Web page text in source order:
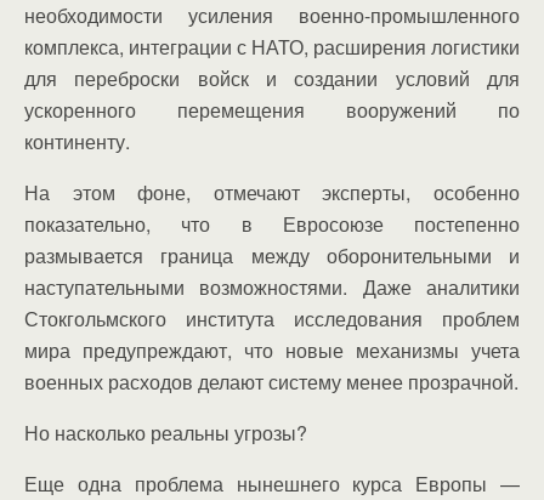
необходимости усиления военно-промышленного
комплекса, интеграции с НАТО, расширения логистики
для переброски войск и создании условий для
ускоренного перемещения вооружений по
континенту.
На этом фоне, отмечают эксперты, особенно
показательно, что в Евросоюзе постепенно
размывается граница между оборонительными и
наступательными возможностями. Даже аналитики
Стокгольмского института исследования проблем
мира предупреждают, что новые механизмы учета
военных расходов делают систему менее прозрачной.
Но насколько реальны угрозы?
Еще одна проблема нынешнего курса Европы —